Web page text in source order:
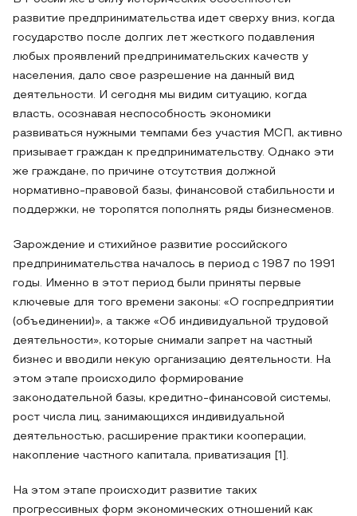
развитие предпринимательства идет сверху вниз, когда
государство после долгих лет жесткого подавления
любых проявлений предпринимательских качеств у
населения, дало свое разрешение на данный вид
деятельности. И сегодня мы видим ситуацию, когда
власть, осознавая неспособность экономики
развиваться нужными темпами без участия МСП, активно
призывает граждан к предпринимательству. Однако эти
же граждане, по причине отсутствия должной
нормативно-правовой базы, финансовой стабильности и
поддержки, не торопятся пополнять ряды бизнесменов.
Зарождение и стихийное развитие российского
предпринимательства началось в период с 1987 по 1991
годы. Именно в этот период были приняты первые
ключевые для того времени законы: «О госпредприятии
(объединении)», а также «Об индивидуальной трудовой
деятельности», которые снимали запрет на частный
бизнес и вводили некую организацию деятельности. На
этом этапе происходило формирование
законодательной базы, кредитно-финансовой системы,
рост числа лиц, занимающихся индивидуальной
деятельностью, расширение практики кооперации,
накопление частного капитала, приватизация [1].
На этом этапе происходит развитие таких
прогрессивных форм экономических отношений как